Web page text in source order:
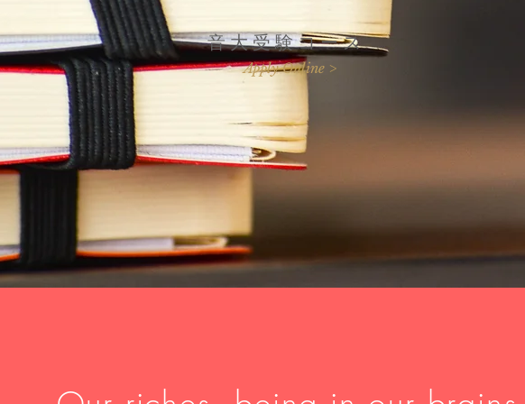
​音大受験コース
Apply Online >